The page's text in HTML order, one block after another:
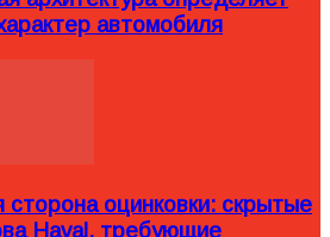
автомобиля
сторона оцинковки: скрытые
Haval, требующие